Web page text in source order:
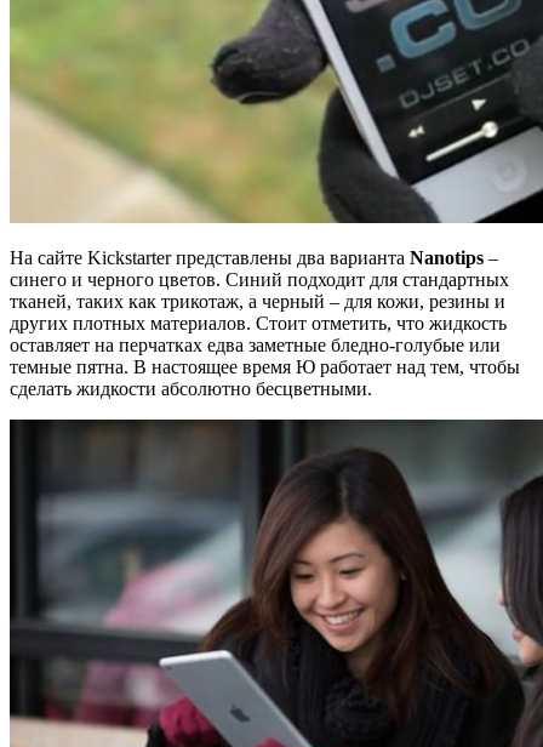
На сайте Kickstarter представлены два варианта Nanotips –
синего и черного цветов. Синий подходит для стандартных
тканей, таких как трикотаж, а черный – для кожи, резины и
других плотных материалов. Стоит отметить, что жидкость
оставляет на перчатках едва заметные бледно-голубые или
темные пятна. В настоящее время Ю работает над тем, чтобы
сделать жидкости абсолютно бесцветными.